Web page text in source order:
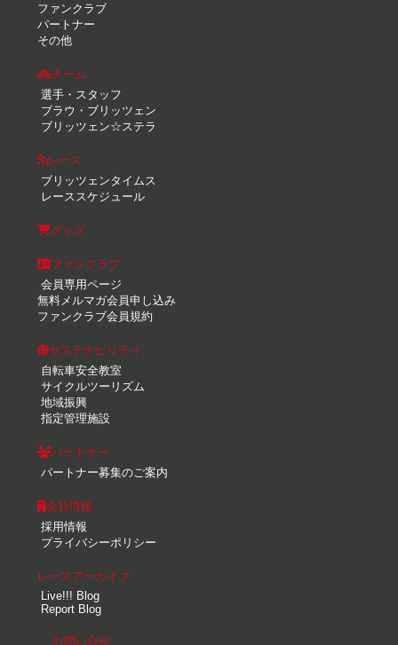
ファンクラブ
パートナー
その他
チーム
選手・スタッフ
ブラウ・ブリッツェン
ブリッツェン☆ステラ
レース
ブリッツェンタイムス
レーススケジュール
グッズ
ファンクラブ
会員専用ページ
無料メルマガ会員申し込み
ファンクラブ会員規約
サステナビリティ
自転車安全教室
サイクルツーリズム
地域振興
指定管理施設
パートナー
パートナー募集のご案内
会社情報
採用情報
プライバシーポリシー
レースアーカイブ
Live!!! Blog
Report Blog
お問い合せ